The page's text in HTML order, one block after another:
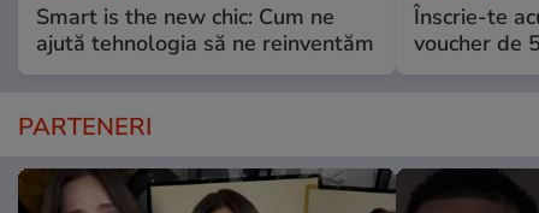
Smart is the new chic: Cum ne
ajută tehnologia să ne reinventăm
Înscrie-te
voucher de
PARTENERI